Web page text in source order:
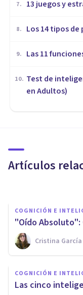
7. 13 juegos y
8. Los 14 tipos
9. Las 11
10. Test de
en Adultos)
Artículos
COGNICIÓN E
"Oído Absoluto":
Cristina García
COGNICIÓN E
Las cinco
COGNICIÓN E
Efecto
muchas
un